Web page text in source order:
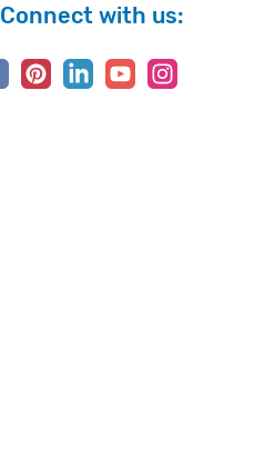
Connect with us: